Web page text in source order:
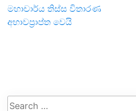
මහාචාර්ය තිස්ස විතාරණ
අභාවප්‍රාප්ත වෙයි